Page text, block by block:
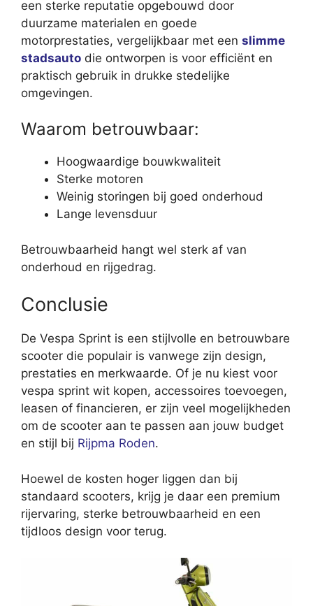
een sterke reputatie opgebouwd door
duurzame materialen en goede
motorprestaties, vergelijkbaar met een slimme
stadsauto die ontworpen is voor efficiënt en
praktisch gebruik in drukke stedelijke
omgevingen.
Waarom betrouwbaar:
Hoogwaardige bouwkwaliteit
Sterke motoren
Weinig storingen bij goed onderhoud
Lange levensduur
Betrouwbaarheid hangt wel sterk af van
onderhoud en rijgedrag.
Conclusie
De Vespa Sprint is een stijlvolle en betrouwbare
scooter die populair is vanwege zijn design,
prestaties en merkwaarde. Of je nu kiest voor
vespa sprint wit kopen, accessoires toevoegen,
leasen of financieren, er zijn veel mogelijkheden
om de scooter aan te passen aan jouw budget
en stijl bij Rijpma Roden.
Hoewel de kosten hoger liggen dan bij
standaard scooters, krijg je daar een premium
rijervaring, sterke betrouwbaarheid en een
tijdloos design voor terug.